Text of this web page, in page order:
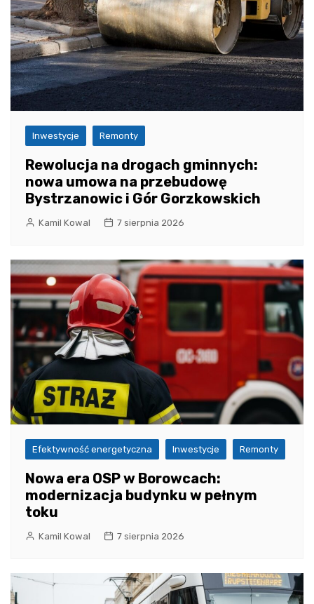
Inwestycje Remonty
Rewolucja na drogach gminnych:
nowa umowa na przebudowę
Bystrzanowic i Gór Gorzkowskich
Kamil Kowal 7 sierpnia 2026
Efektywność energetyczna Inwestycje Remonty
Nowa era OSP w Borowcach:
modernizacja budynku w pełnym
toku
Kamil Kowal 7 sierpnia 2026